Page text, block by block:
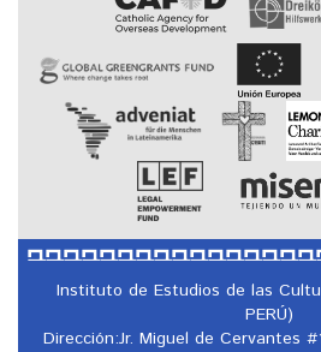
Instituto de Estudios de las
PERÚ)
Dirección:Jr. Miguel de Cervantes